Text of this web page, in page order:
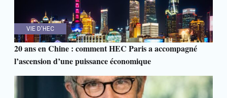
VIE D'HEC
20 ans en Chine : comment HEC Paris a accompagné
l’ascension d’une puissance économique